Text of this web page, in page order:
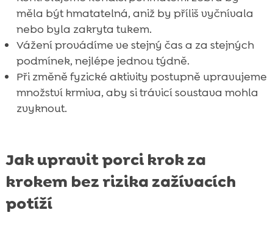
měla být hmatatelná, aniž by příliš vyčnívala
nebo byla zakryta tukem.
Vážení provádíme ve stejný čas a za stejných
podmínek, nejlépe jednou týdně.
Při změně fyzické aktivity postupně upravujeme
množství krmiva, aby si trávicí soustava mohla
zvyknout.
Jak upravit porci krok za
krokem bez rizika zažívacích
potíží